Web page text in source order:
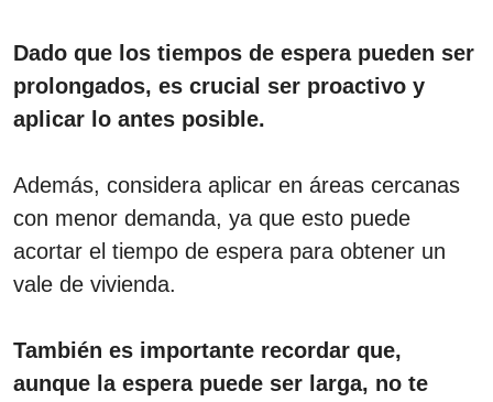
Dado que los tiempos de espera pueden ser
prolongados, es crucial ser proactivo y
aplicar lo antes posible.
Además, considera aplicar en áreas cercanas
con menor demanda, ya que esto puede
acortar el tiempo de espera para obtener un
vale de vivienda.
También es importante recordar que,
aunque la espera puede ser larga, no te